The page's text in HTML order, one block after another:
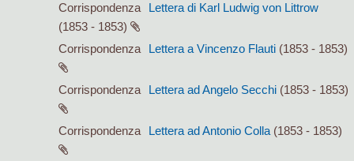
Corrispondenza
Lettera di Karl Ludwig von Littrow
(1853 - 1853)
Corrispondenza
Lettera a Vincenzo Flauti (1853 - 1853)
Corrispondenza Lettera ad Angelo Secchi (1853 - 1853)
Corrispondenza Lettera ad Antonio Colla (1853 - 1853)